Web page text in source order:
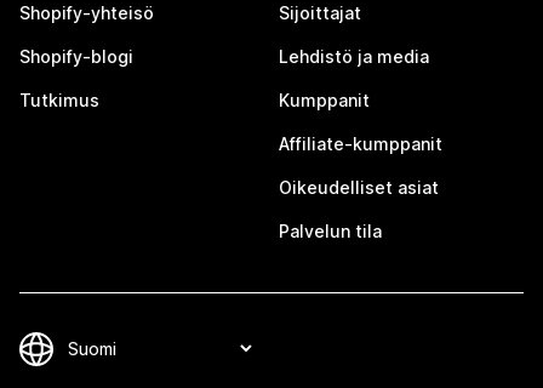
Shopify-yhteisö
Shopify-blogi
Tutkimus
Sijoittajat
Lehdistö ja media
Kumppanit
Affiliate-kumppanit
Oikeudelliset asiat
Palvelun tila